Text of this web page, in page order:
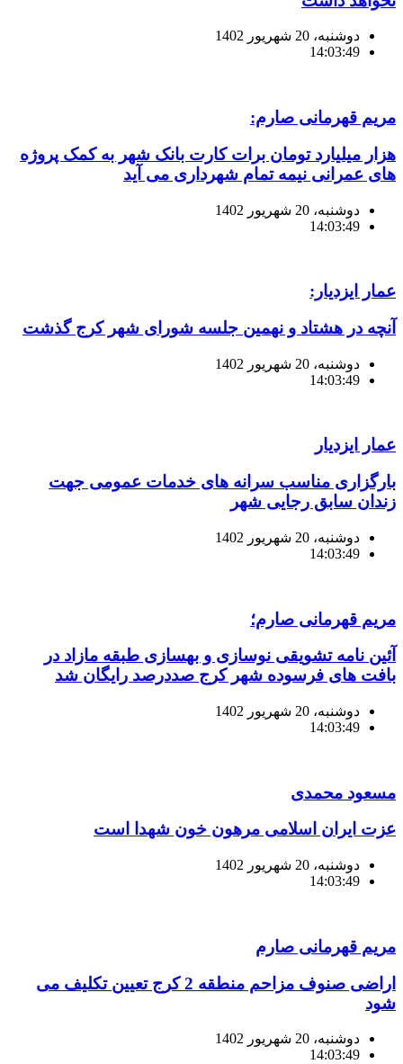
دوشنبه، 20 شهریور 1402
14:03:49
مریم قهرمانی صارم:
هزار میلیارد تومان برات کارت بانک شهر به کمک پروژه
های عمرانی نیمه تمام شهرداری می آید
دوشنبه، 20 شهریور 1402
14:03:49
عمار ایزدیار:
آنچه در هشتاد و نهمین جلسه شورای شهر کرج گذشت
دوشنبه، 20 شهریور 1402
14:03:49
عمار ایزدیار
بارگزاری مناسب سرانه های خدمات عمومی جهت
زندان سابق رجایی شهر
دوشنبه، 20 شهریور 1402
14:03:49
مریم قهرمانی صارم؛
آئین نامه تشویقی نوسازی و بهسازی طبقه مازاد در
بافت های فرسوده شهر کرج صددرصد رایگان شد
دوشنبه، 20 شهریور 1402
14:03:49
مسعود محمدی
عزت ایران اسلامی مرهون خون شهدا است
دوشنبه، 20 شهریور 1402
14:03:49
مریم قهرمانی صارم
اراضی صنوف مزاحم منطقه 2 کرج تعیین تکلیف می
شود
دوشنبه، 20 شهریور 1402
14:03:49